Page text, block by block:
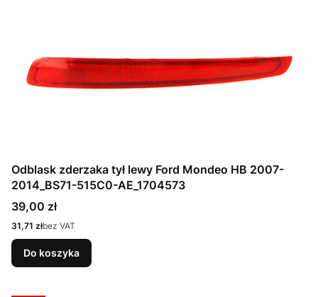
Odblask zderzaka tył lewy Ford Mondeo HB 2007-
2014_BS71-515C0-AE_1704573
Cena
39,00 zł
Cena
31,71 złbez VAT
Do koszyka